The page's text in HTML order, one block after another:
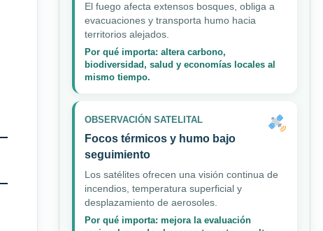
El fuego afecta extensos bosques, obliga a
evacuaciones y transporta humo hacia
territorios alejados.
Por qué importa: altera carbono,
biodiversidad, salud y economías locales al
mismo tiempo.
OBSERVACIÓN SATELITAL
Focos térmicos y humo bajo
seguimiento
Los satélites ofrecen una visión continua de
incendios, temperatura superficial y
desplazamiento de aerosoles.
Por qué importa: mejora la evaluación